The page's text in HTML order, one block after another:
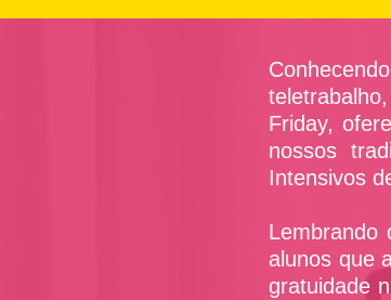
Friday,
nossos
Intensivos
Lembrando
alunos que
gratuidade